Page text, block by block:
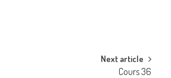
Next article
Cours 36